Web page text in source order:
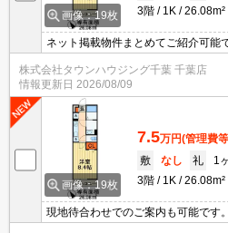
画像：19枚
3階
1K 26.08m²
ネット掲載物件まとめてご紹介可能
ウジング】にお任せください！※オ
は事前にご相談ください。
株式会社タウンハウジング千葉 千葉店
情報更新日 2026/08/09
画像：19枚
7.5万円(管理費
敷
なし 礼
1
3階
1K 26.08m²
現地待合わせでのご案内も可能です
合せ下さい。